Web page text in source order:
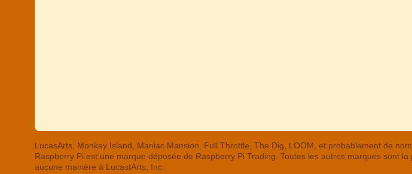
LucasArts, Monkey Island, Maniac Mansion, Full Throttle, The Dig, LOOM, et probablement de
Raspberry Pi est une marque déposée de Raspberry Pi Trading. Toutes les autres marques sont
aucune manière à LucastArts, Inc.